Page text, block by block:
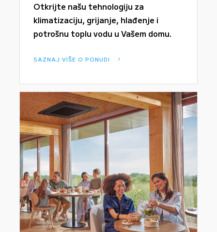
Otkrijte našu tehnologiju za
klimatizaciju, grijanje, hlađenje i
potrošnu toplu vodu u Vašem domu.
SAZNAJ VIŠE O PONUDI